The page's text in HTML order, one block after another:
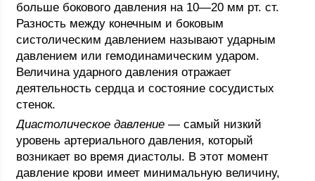
больше бокового давления на 10—20 мм рт. ст.
Разность между конечным и боковым
систолическим давлением называют ударным
давлением или гемодинамическим ударом.
Величина ударного давления отражает
деятельность сердца и состояние сосудистых
стенок.
Диастолическое давление — самый низкий
уровень артериального давления, который
возникает во время диастолы. В этот момент
давление крови имеет минимальную величину,